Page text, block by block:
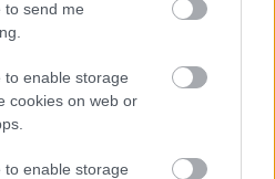
to send me
to enable storage
cookies on web or
to enable storage
VAGY